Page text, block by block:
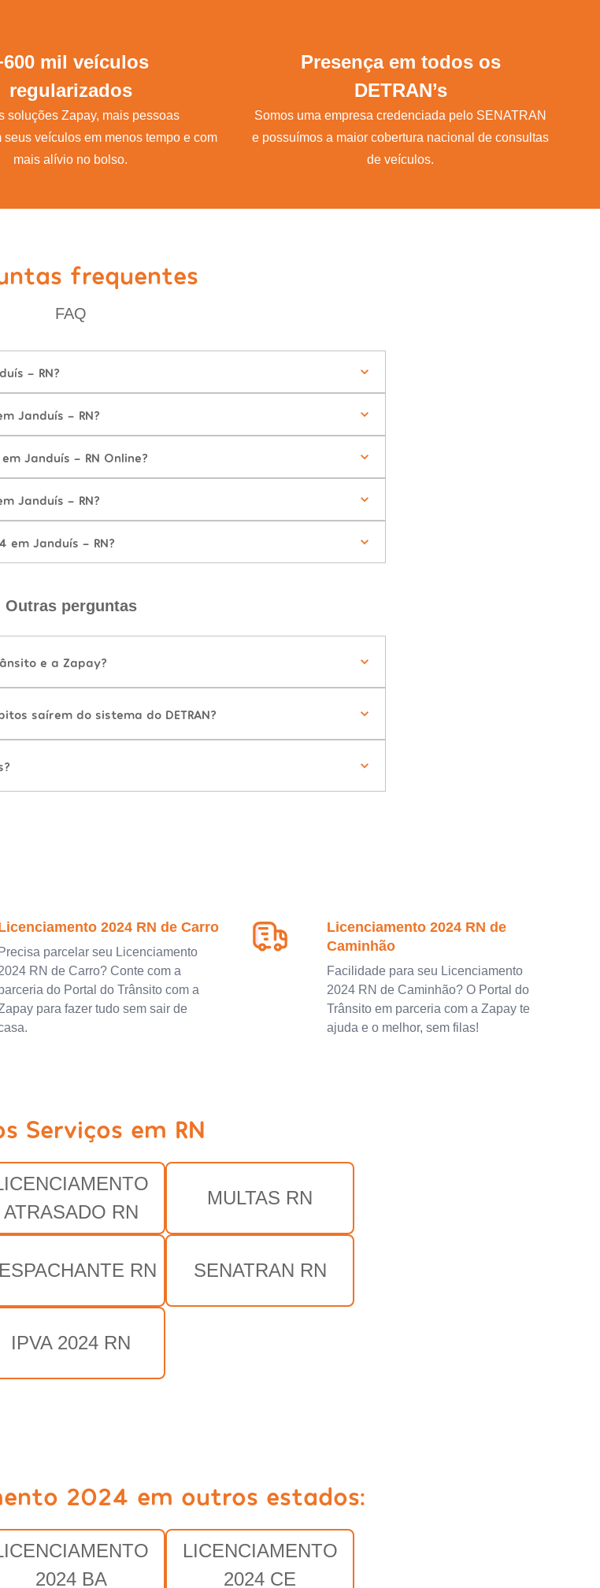
mil veículos
regularizados
soluções Zapay, mais pessoas
seus veículos em menos tempo e com
mais alívio no bolso.
Presença em todos os
DETRAN’s
Somos uma empresa credenciada pelo SENATRAN
e possuímos a maior cobertura nacional de consultas
de veículos.
frequentes
FAQ
- RN?
Janduís - RN?
Janduís - RN Online?
Janduís - RN?
em Janduís - RN?
Outras perguntas
e a Zapay?
saírem do sistema do DETRAN?
2024 RN de Carro
Precisa parcelar seu Licenciamento
RN de Carro? Conte com a
do Portal do Trânsito com a
para fazer tudo sem sair de
Licenciamento 2024 RN de
Caminhão
Facilidade para seu Licenciamento
2024 RN de Caminhão? O Portal do
Trânsito em parceria com a Zapay te
ajuda e o melhor, sem filas!
Serviços em RN
ATRASADO RN
MULTAS RN
RN SENATRAN RN
IPVA 2024 RN
2024 em outros estados:
2024 BA
LICENCIAMENTO
2024 CE